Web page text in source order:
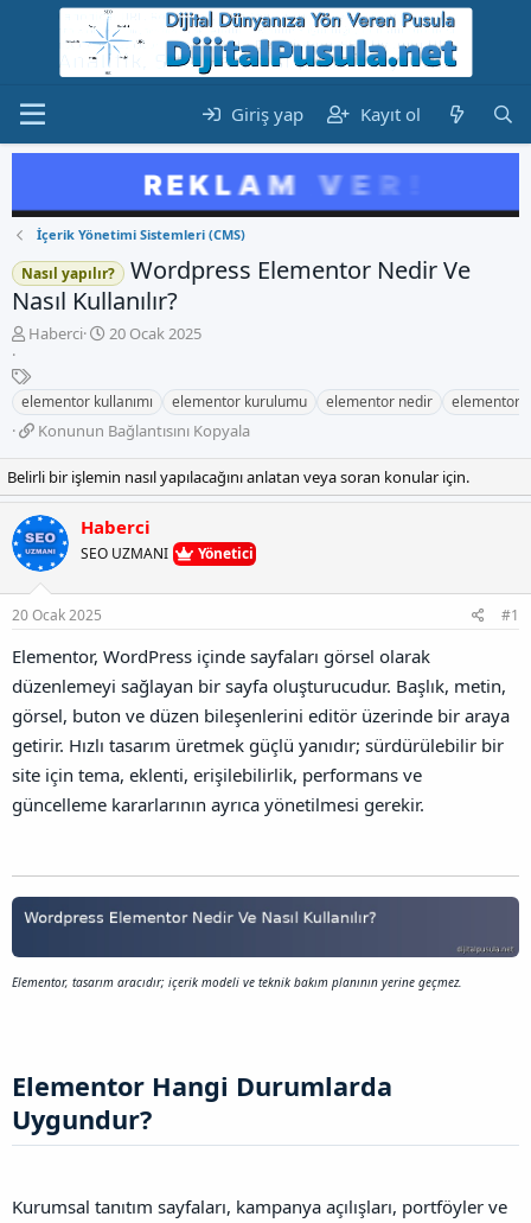
Giriş yap Kayıt ol
İçerik Yönetimi Sistemleri (CMS)
Nasıl yapılır?
Wordpress Elementor Nedir Ve
Nasıl Kullanılır?
K
n
b
u
y
u
b
a
ş
l
a
t
a
Haberci
B
l
a
n
g
ı
ç
t
a
i
20 Ocak 2025
E
t
i
e
t
l
e
r
elementor kullanımı elementor kurulumu elementor nedir elementor
K
n
u
n
u
n
ğ
a
n
s
ı
p
y
a
a
Konunun Bağlantısını Kopyala
Belirli bir işlemin nasıl yapılacağını anlatan veya soran konular için.
Haberci
SEO UZMANI Yönetici
20 Ocak 2025 #1
Elementor, WordPress içinde sayfaları görsel olarak
düzenlemeyi sağlayan bir sayfa oluşturucudur. Başlık, metin,
görsel, buton ve düzen bileşenlerini editör üzerinde bir araya
getirir. Hızlı tasarım üretmek güçlü yanıdır; sürdürülebilir bir
site için tema, eklenti, erişilebilirlik, performans ve
güncelleme kararlarının ayrıca yönetilmesi gerekir.
Elementor, tasarım aracıdır; içerik modeli ve teknik bakım planının yerine geçmez.
Elementor Hangi Durumlarda
Uygundur?​
Kurumsal tanıtım sayfaları, kampanya açılışları, portföyler ve